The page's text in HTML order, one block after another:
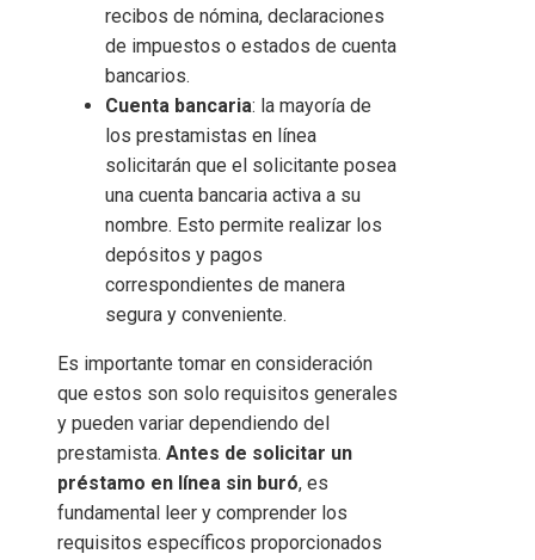
recibos de nómina, declaraciones
de impuestos o estados de cuenta
bancarios.
Cuenta bancaria: la mayoría de
los prestamistas en línea
solicitarán que el solicitante posea
una cuenta bancaria activa a su
nombre. Esto permite realizar los
depósitos y pagos
correspondientes de manera
segura y conveniente.
Es importante tomar en consideración
que estos son solo requisitos generales
y pueden variar dependiendo del
prestamista. Antes de solicitar un
préstamo en línea sin buró, es
fundamental leer y comprender los
requisitos específicos proporcionados